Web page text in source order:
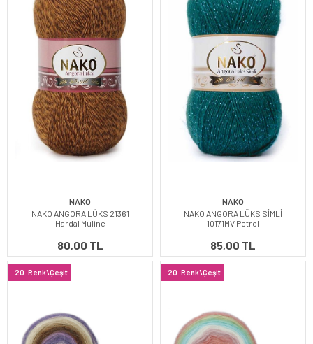
NAKO
NAKO ANGORA LÜKS 21361
Hardal Muline
80,00 TL
NAKO
NAKO ANGORA LÜKS SİMLİ
10171MV Petrol
85,00 TL
20 Renk\Çeşit 20 Renk\Çeşit